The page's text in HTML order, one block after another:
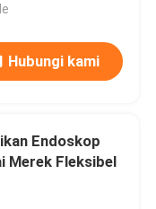
Hubungi kami
Endoskop
Merek Fleksibel